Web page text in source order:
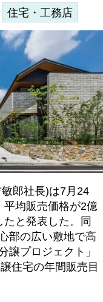
住宅・工務店
郎社長)は7月24
平均販売価格が2億
と発表した。同
部の広い敷地で高
譲プロジェクト」
住宅の年間販売目